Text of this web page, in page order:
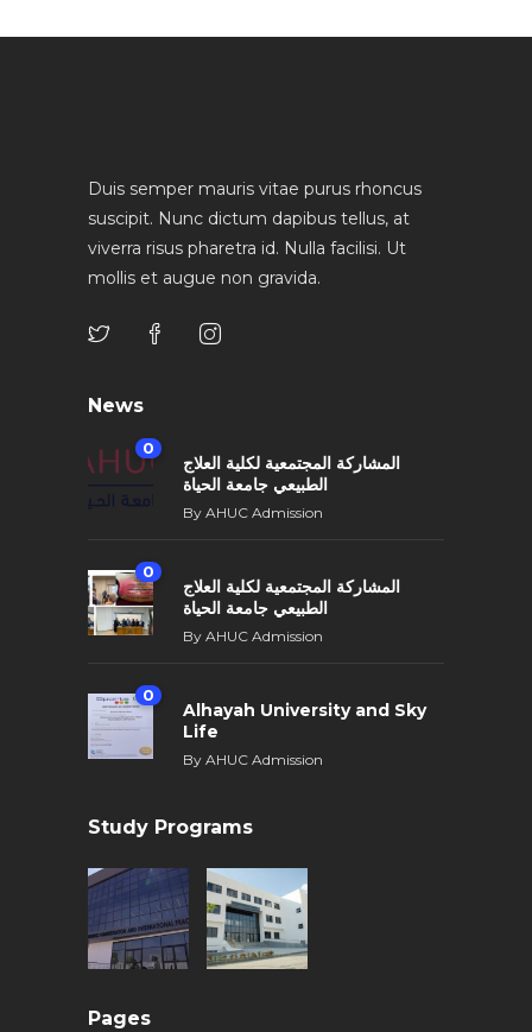
Duis semper mauris vitae purus rhoncus
suscipit. Nunc dictum dapibus tellus, at
viverra risus pharetra id. Nulla facilisi. Ut
mollis et augue non gravida.
News
0
المشاركة المجتمعية لكلية العلاج
الطبيعي جامعة الحياة
By AHUC Admission
0
المشاركة المجتمعية لكلية العلاج
الطبيعي جامعة الحياة
By AHUC Admission
0
Alhayah University and Sky
Life
By AHUC Admission
Study Programs
Pages